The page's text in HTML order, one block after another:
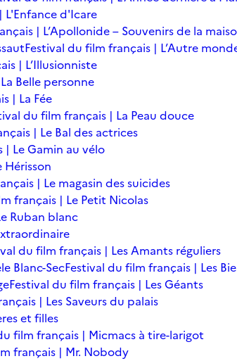
L'Enfance d'Icare
| L’Apollonide – Souvenirs de la
Festival du film français | L’Autre
| L’Illusionniste
Belle personne
| La Fée
du film français | La Peau douce
| Le Bal des actrices
| Le Gamin au vélo
Hérisson
| Le magasin des suicides
français | Le Petit Nicolas
Ruban blanc
du film français | Les Amants réguliers
Blanc-SecFestival du film français | Les
Festival du film français | Les Géants
| Les Saveurs du palais
et filles
film français | Micmacs à tire-larigot
français | Mr. Nobody